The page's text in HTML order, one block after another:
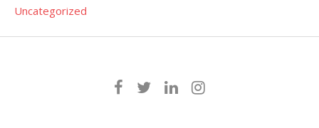
Uncategorized